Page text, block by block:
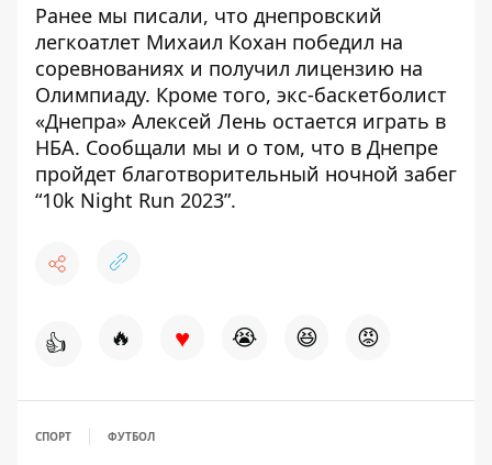
Ранее мы писали, что днепровский
легкоатлет Михаил Кохан победил на
соревнованиях и получил лицензию на
Олимпиаду. Кроме того, экс-баскетболист
«Днепра» Алексей Лень остается играть в
НБА. Сообщали мы и о том, что в Днепре
пройдет благотворительный ночной забег
“10k Night Run 2023”.
👍 🔥 ♥ 😭 😆 😡
СПОРТ ФУТБОЛ